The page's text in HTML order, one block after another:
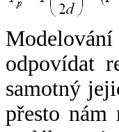
odpovídat
samotný
přesto nám